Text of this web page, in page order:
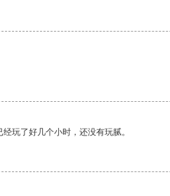
玩了好几个小时，还没有玩腻。